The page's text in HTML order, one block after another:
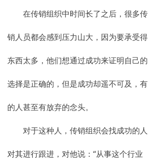
在传销组织中时间长了之后，很多传
销人员都会感到压力山大，因为要承受得
东西太多，他们想通过成功来证明自己的
选择是正确的，但是成功却遥不可及，有
的人甚至有放弃的念头。
对于这种人，传销组织会找成功的人
对其进行跟进，对他说：“从事这个行业